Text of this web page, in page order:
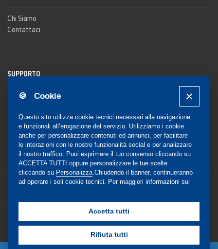
🍪 Cookie
Questo sito utilizza cookie tecnici necessari alla navigazione
e funzionali all’erogazione del servizio. Utilizziamo i cookie
anche per personalizzare contenuti ed annunci, per facilitare
le interazioni con le nostre funzionalità social e per analizzare
il nostro traffico. Puoi esprimere il tuo consenso cliccando su
ACCETTA TUTTI oppure personalizzare le tue scelte
cliccando su Personalizza .Chiudendo il banner, continueranno
ad operare i soli cookie tecnici. Per maggiori informazioni sui
Accetta tutti
Rifiuta tutti
Chi Siamo
Contattaci
SUPPORTO
Registrazione al sito
Notifica
COMMUNITY
Blog e Canali social
Gestione Consensi